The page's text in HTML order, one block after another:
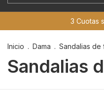
3 Cuotas sin
Inicio . Dama . Sandalias de
Sandalias